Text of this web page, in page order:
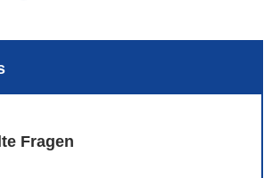
suchen (Volltextsuche)
Fragen